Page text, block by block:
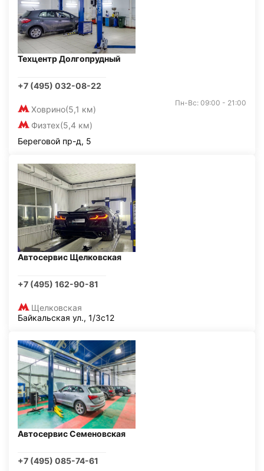
Техцентр Долгопрудный
+7 (495) 032-08-22
Ховрино(5,1 км)
Физтех(5,4 км)
Пн-Вс: 09:00 - 21:00
Береговой пр-д, 5
Автосервис Щелковская
+7 (495) 162-90-81
Щелковская
Байкальская ул., 1/3с12
Автосервис Семеновская
+7 (495) 085-74-61